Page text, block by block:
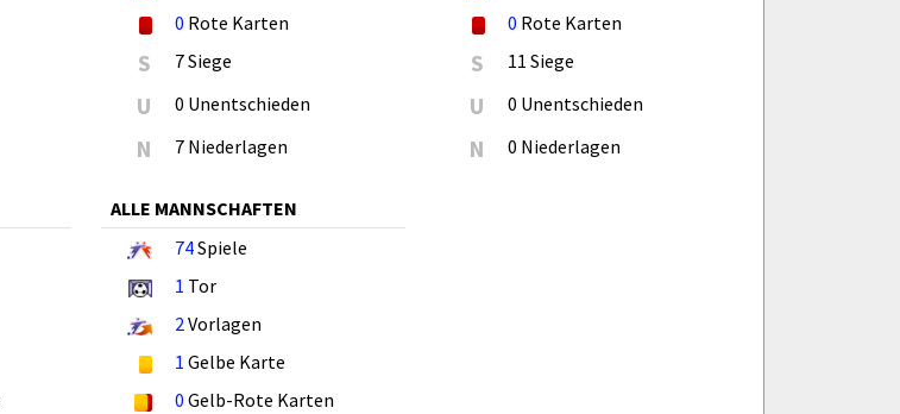
0 Rote Karten
S 7 Siege
U 0 Unentschieden
N 7 Niederlagen
0 Rote Karten
S 11 Siege
U 0 Unentschieden
N 0 Niederlagen
ALLE MANNSCHAFTEN
74Spiele
1 Tor
2Vorlagen
1 Gelbe Karte
0 Gelb-Rote Karten